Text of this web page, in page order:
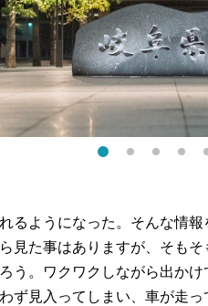
るようになった。そんな情報
見た事はありますが、そも
う。ワクワクしながら出かけ
ず見入ってしまい、車が走